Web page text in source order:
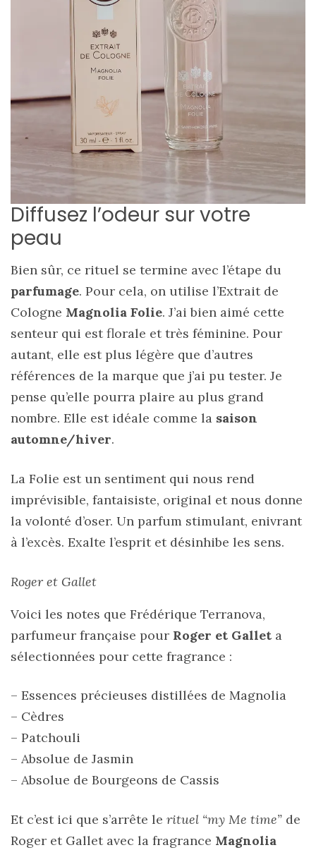
Diffusez l’odeur sur votre
peau
Bien sûr, ce rituel se termine avec l’étape du
parfumage. Pour cela, on utilise l’Extrait de
Cologne Magnolia Folie. J’ai bien aimé cette
senteur qui est florale et très féminine. Pour
autant, elle est plus légère que d’autres
références de la marque que j’ai pu tester. Je
pense qu’elle pourra plaire au plus grand
nombre. Elle est idéale comme la saison
automne/hiver.
La Folie est un sentiment qui nous rend
imprévisible, fantaisiste, original et nous donne
la volonté d’oser. Un parfum stimulant, enivrant
à l’excès. Exalte l’esprit et désinhibe les sens.
Roger et Gallet
Voici les notes que Frédérique Terranova,
parfumeur française pour Roger et Gallet a
sélectionnées pour cette fragrance :
– Essences précieuses distillées de Magnolia
– Cèdres
– Patchouli
– Absolue de Jasmin
– Absolue de Bourgeons de Cassis
Et c’est ici que s’arrête le rituel “my Me time” de
Roger et Gallet avec la fragrance Magnolia